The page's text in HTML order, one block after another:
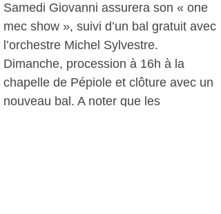
Samedi Giovanni assurera son « one
mec show », suivi d’un bal gratuit avec
l’orchestre Michel Sylvestre.
Dimanche, procession à 16h à la
chapelle de Pépiole et clôture avec un
nouveau bal. A noter que les